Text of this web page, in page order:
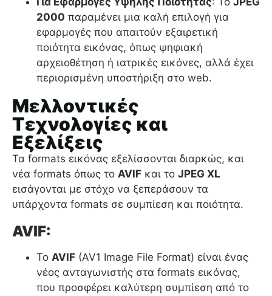
2000 παραμένει μια καλή επιλογή για
εφαρμογές που απαιτούν εξαιρετική
ποιότητα εικόνας, όπως ψηφιακή
αρχειοθέτηση ή ιατρικές εικόνες, αλλά έχει
περιορισμένη υποστήριξη στο web.
Μελλοντικές
Τεχνολογίες και
Εξελίξεις
Τα formats εικόνας εξελίσσονται διαρκώς, και
νέα formats όπως το AVIF και το JPEG XL
εισάγονται με στόχο να ξεπεράσουν τα
υπάρχοντα formats σε συμπίεση και ποιότητα.
AVIF:
Το AVIF (AV1 Image File Format) είναι ένας
νέος ανταγωνιστής στα formats εικόνας,
που προσφέρει καλύτερη συμπίεση από το